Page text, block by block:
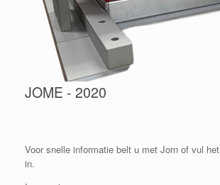
JOME - 2020
Voor snelle informatie belt u met Jorn of vul het
in.